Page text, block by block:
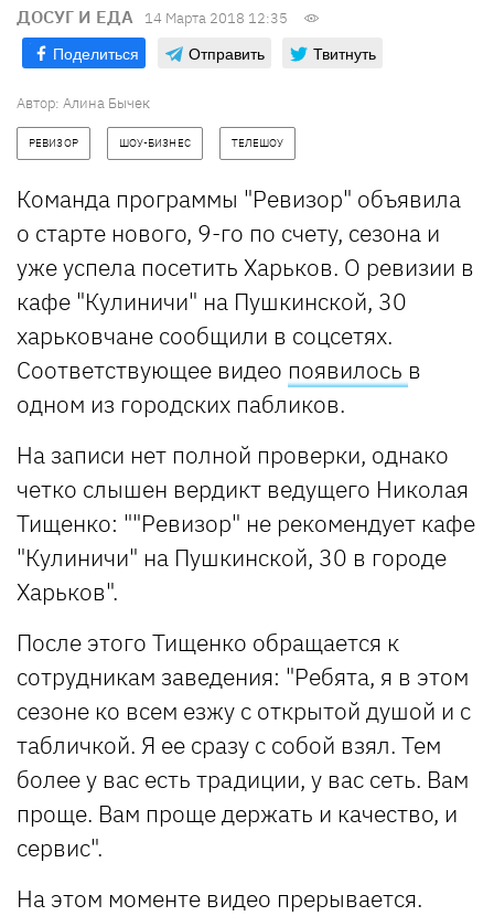
ДОСУГ И ЕДА 14 Марта 2018 12:35
Поделиться Отправить Твитнуть
Автор: Алина Бычек
РЕВИЗОР ШОУ-БИЗНЕС ТЕЛЕШОУ
Команда программы "Ревизор" объявила
о старте нового, 9-го по счету, сезона и
уже успела посетить Харьков. О ревизии в
кафе "Кулиничи" на Пушкинской, 30
харьковчане сообщили в соцсетях.
Соответствующее видео появилось в
одном из городских пабликов.
На записи нет полной проверки, однако
четко слышен вердикт ведущего Николая
Тищенко: ""Ревизор" не рекомендует кафе
"Кулиничи" на Пушкинской, 30 в городе
Харьков".
После этого Тищенко обращается к
сотрудникам заведения: "Ребята, я в этом
сезоне ко всем езжу с открытой душой и с
табличкой. Я ее сразу с собой взял. Тем
более у вас есть традиции, у вас сеть. Вам
проще. Вам проще держать и качество, и
сервис".
На этом моменте видео прерывается.